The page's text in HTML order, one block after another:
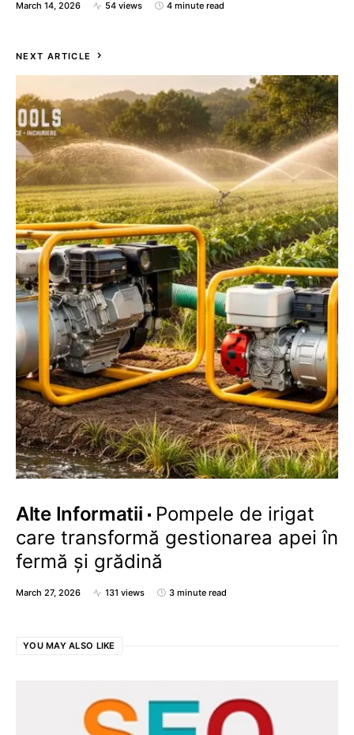
March 14, 2026 54 views 4 minute read
NEXT ARTICLE
Alte Informatii
Pompele de irigat
care transformă gestionarea apei în
fermă și grădină
March 27, 2026 131 views 3 minute read
YOU MAY ALSO LIKE